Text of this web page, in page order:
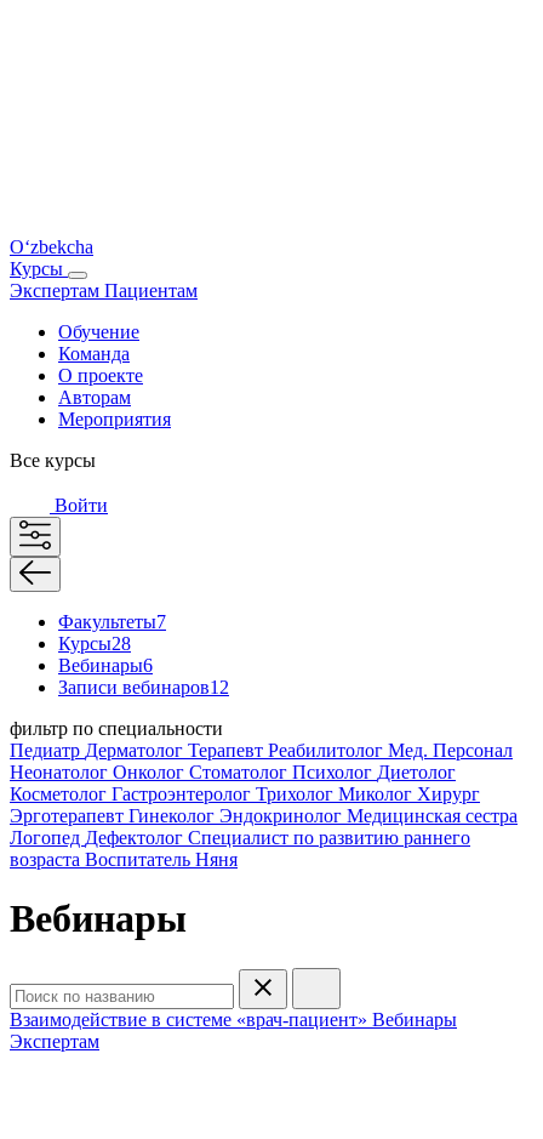
O‘zbekcha
Курсы
Экспертам Пациентам
Обучение
Команда
О проекте
Авторам
Мероприятия
Все курсы
Войти
Факультеты7
Курсы28
Вебинары6
Записи вебинаров12
фильтр по специальности
Педиатр Дерматолог Терапевт Реабилитолог Мед. Персонал
Неонатолог Онколог Стоматолог Психолог Диетолог
Косметолог Гастроэнтеролог Трихолог Миколог Хирург
Эрготерапевт Гинеколог Эндокринолог Медицинская сестра
Логопед Дефектолог Специалист по развитию раннего
возраста Воспитатель Няня
Вебинары
Взаимодействие в системе «врач-пациент» Вебинары
Экспертам